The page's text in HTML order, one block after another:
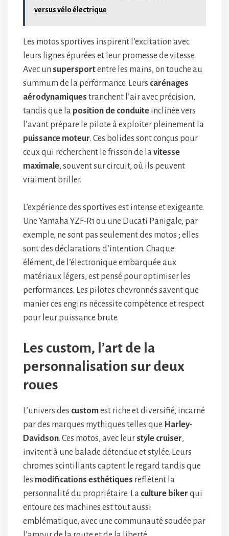
versus vélo électrique
Les motos sportives inspirent l’excitation avec
leurs lignes épurées et leur promesse de vitesse.
Avec un supersportentre les mains, on touche au
summum de la performance. Leurs carénages
aérodynamiques tranchent l’air avec précision,
tandis que la position de conduite inclinée vers
l’avant prépare le pilote à exploiter pleinement la
puissance moteur. Ces bolides sont conçus pour
ceux qui recherchent le frisson de lavitesse
maximale, souvent sur circuit, où ils peuvent
vraiment briller.
L’expérience des sportives est intense et exigeante.
Une Yamaha YZF-R1 ou une Ducati Panigale, par
exemple, ne sont pas seulement des motos ; elles
sont des déclarations d’intention. Chaque
élément, de l’électronique embarquée aux
matériaux légers, est pensé pour optimiser les
performances. Les pilotes chevronnés savent que
manier ces engins nécessite compétence et respect
pour leur puissance brute.
Les custom, l’art de la
personnalisation sur deux
roues
L’univers des customest riche et diversifié, incarné
par des marques mythiques telles que Harley-
Davidson. Ces motos, avec leurstyle cruiser,
invitent à une balade détendue et stylée. Leurs
chromes scintillants captent le regard tandis que
les modifications esthétiques reflètent la
personnalité du propriétaire. La culture biker qui
entoure ces machines est tout aussi
emblématique, avec une communauté soudée par